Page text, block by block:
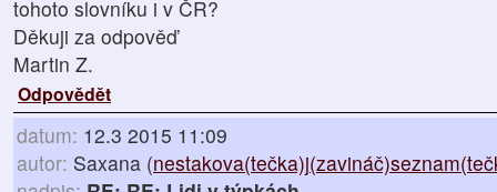
tohoto slovníku i v ČR?
Děkuji za odpověď
Martin Z.
Odpovědět
datum: 12.3 2015 11:09
autor: Saxana (